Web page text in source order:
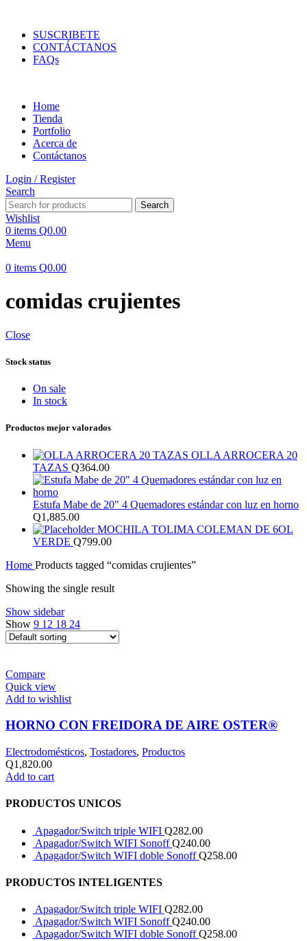
SUSCRIBETE
CONTÁCTANOS
FAQs
Home
Tienda
Portfolio
Acerca de
Contáctanos
Login / Register
Search
Search
Wishlist
0 items Q0.00
Menu
0 items Q0.00
comidas crujientes
Close
Stock status
On sale
In stock
Productos mejor valorados
OLLA ARROCERA 20
TAZAS Q364.00
Estufa Mabe de 20" 4 Quemadores estándar con luz en horno
Q1,885.00
MOCHILA TOLIMA COLEMAN DE 6OL
VERDE Q799.00
Home Products tagged “comidas crujientes”
Showing the single result
Show sidebar
Show 9 12 18 24
Compare
Quick view
Add to wishlist
HORNO CON FREIDORA DE AIRE OSTER®
Electrodomésticos, Tostadores, Productos
Q1,820.00
Add to cart
PRODUCTOS UNICOS
Apagador/Switch triple WIFI Q282.00
Apagador/Switch WIFI SonoffQ240.00
Apagador/Switch WIFI doble SonoffQ258.00
PRODUCTOS INTELIGENTES
Apagador/Switch triple WIFI Q282.00
Apagador/Switch WIFI SonoffQ240.00
Apagador/Switch WIFI doble SonoffQ258.00